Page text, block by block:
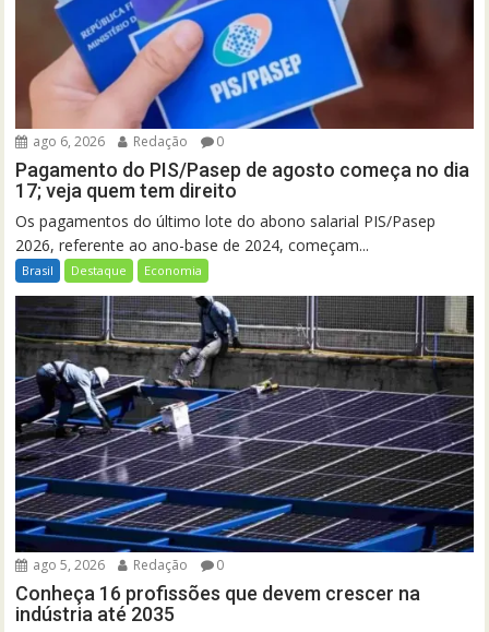
ago 6, 2026 Redação 0
Pagamento do PIS/Pasep de agosto começa no dia
17; veja quem tem direito
Os pagamentos do último lote do abono salarial PIS/Pasep
2026, referente ao ano-base de 2024, começam...
Brasil Destaque Economia
ago 5, 2026 Redação 0
Conheça 16 profissões que devem crescer na
indústria até 2035